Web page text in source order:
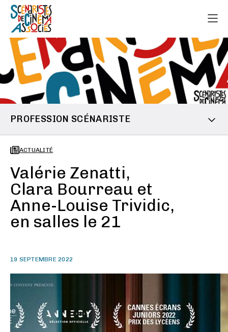
PROFESSION SCÉNARISTE
ACTUALITÉ
Valérie Zenatti,
Clara Bourreau et
Anne-Louise Trividic,
en salles le 21
19 SEPTEMBRE 2022